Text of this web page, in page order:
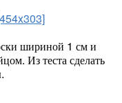
шириной 1 см и
Из теста сделать